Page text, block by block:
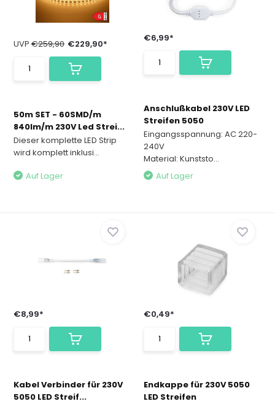
UVP€259,90 €229,90*
50m SET - 60SMD/m
840lm/m 230V Led Strei...
Dieser komplette LED Strip
wird komplett inklusi...
Auf Lager
€6,99*
Anschlußkabel 230V LED
Streifen 5050
Eingangsspannung: AC 220-
240V
Material: Kunststo...
Auf Lager
€8,99*
Kabel Verbinder für 230V
5050 LED Streif...
€0,49*
Endkappe für 230V 5050
LED Streifen